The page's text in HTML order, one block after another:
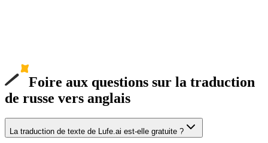
Foire aux questions sur la traduction
de russe vers anglais
La traduction de texte de Lufe.ai est-elle gratuite ?